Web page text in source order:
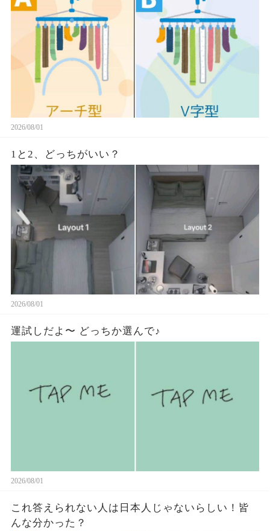
2026/08/01
1と2、どっちがいい？
2026/08/01
運試しだよ〜 どっちか選んで♪
2026/08/01
これ答えられない人は日本人じゃないらしい￼！皆
んな分かった？